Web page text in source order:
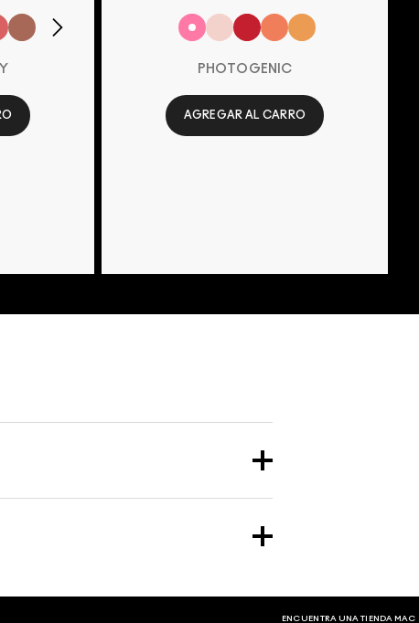
PHOTOGENIC
AGREGAR AL CARRO
cosméticos de la más alta calidad a
ENCUENTRA UNA TIENDA MAC